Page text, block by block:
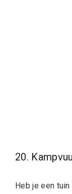
20.
Heb je een